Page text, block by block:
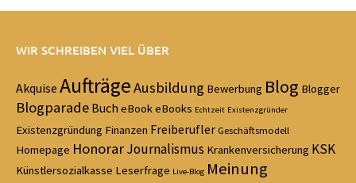
WIR SCHREIBEN VIEL ÜBER
Akquise AufträgeAusbildung Bewerbung Blog Blogger
Blogparade Buch eBookeBooks Echtzeit Existenzgründer
Existenzgründung Finanzen Freiberufler Geschäftsmodell
Homepage HonorarJournalismus Krankenversicherung KSK
Künstlersozialkasse Leserfrage Live-Blog Meinung